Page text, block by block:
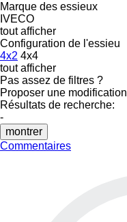
Marque des essieux
IVECO
tout afficher
Configuration de l'essieu
4x2 4x4
tout afficher
Pas assez de filtres ?
Proposer une modification
Résultats de recherche:
-
montrer
Commentaires